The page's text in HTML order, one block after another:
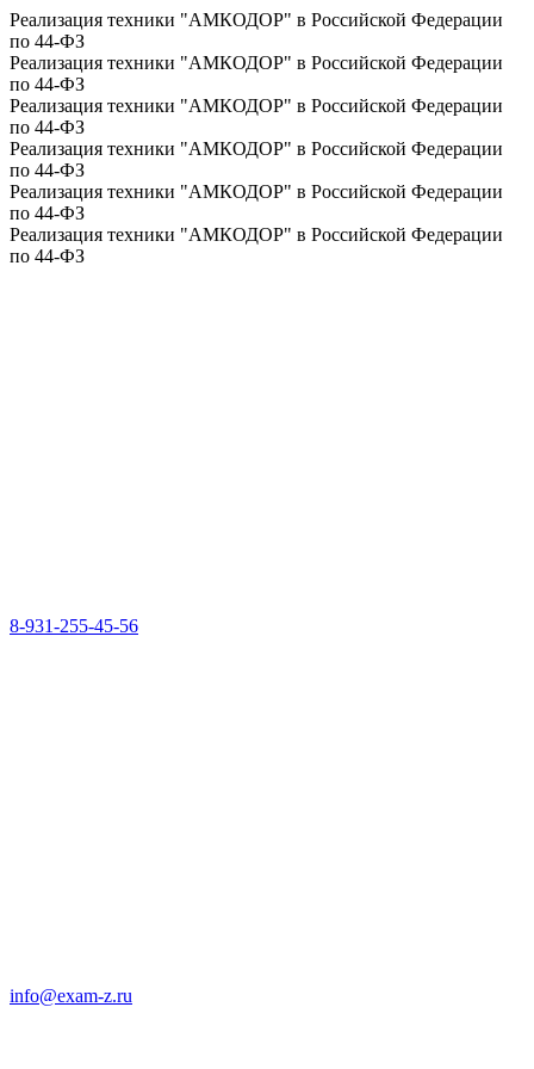
Реализация техники "АМКОДОР" в Российской Федерации
по 44-ФЗ
Реализация техники "АМКОДОР" в Российской Федерации
по 44-ФЗ
Реализация техники "АМКОДОР" в Российской Федерации
по 44-ФЗ
Реализация техники "АМКОДОР" в Российской Федерации
по 44-ФЗ
Реализация техники "АМКОДОР" в Российской Федерации
по 44-ФЗ
Реализация техники "АМКОДОР" в Российской Федерации
по 44-ФЗ
8-931-255-45-56
info@exam-z.ru